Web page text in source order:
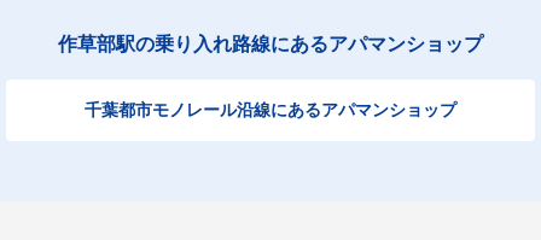
作草部駅の乗り入れ路線にあるアパマンショップ
千葉都市モノレール沿線にあるアパマンショップ